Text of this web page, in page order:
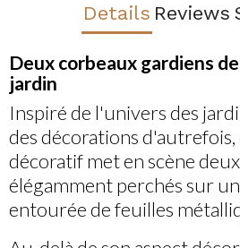
Details Reviews
Deux corbeaux gardiens
jardin
Inspiré de l'univers des
des décorations
décoratif met en scène
élégamment perchés sur
entourée de feuilles